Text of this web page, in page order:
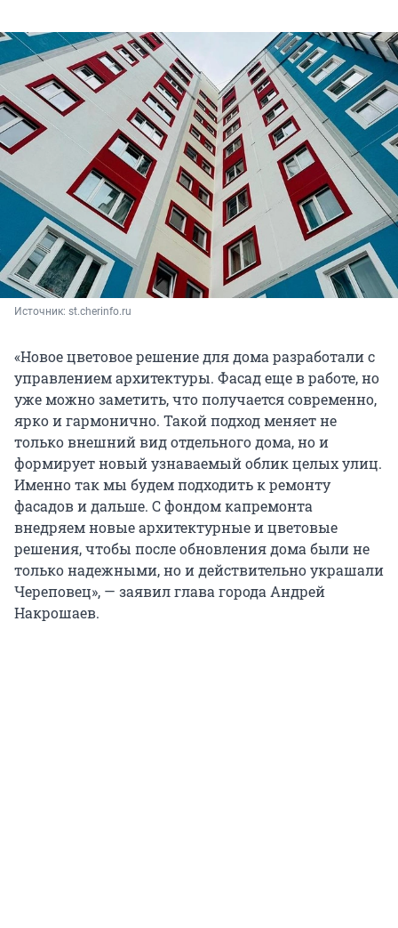
Источник: st.cherinfo.ru
«Новое цветовое решение для дома разработали с
управлением архитектуры. Фасад еще в работе, но
уже можно заметить, что получается современно,
ярко и гармонично. Такой подход меняет не
только внешний вид отдельного дома, но и
формирует новый узнаваемый облик целых улиц.
Именно так мы будем подходить к ремонту
фасадов и дальше. С фондом капремонта
внедряем новые архитектурные и цветовые
решения, чтобы после обновления дома были не
только надежными, но и действительно украшали
Череповец», — заявил глава города Андрей
Накрошаев.